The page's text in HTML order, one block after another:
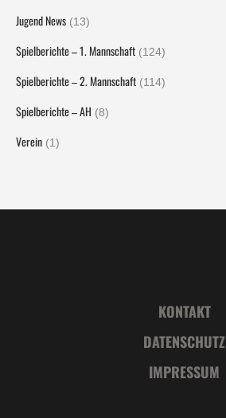
Jugend News (13)
Spielberichte – 1. Mannschaft (124)
Spielberichte – 2. Mannschaft (114)
Spielberichte – AH (8)
Verein (1)
KONTAKT
DATENSCHUTZ
IMPRESSUM